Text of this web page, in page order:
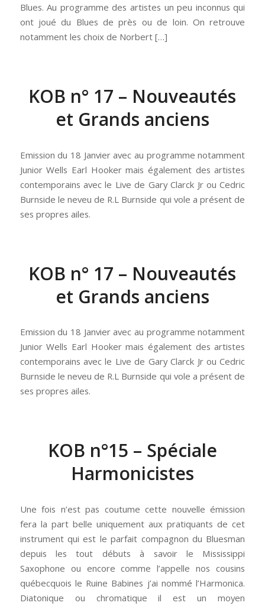
Blues. Au programme des artistes un peu inconnus qui
ont joué du Blues de près ou de loin. On retrouve
notamment les choix de Norbert […]
KOB n° 17 – Nouveautés
et Grands anciens
Emission du 18 Janvier avec au programme notamment
Junior Wells Earl Hooker mais également des artistes
contemporains avec le Live de Gary Clarck Jr ou Cedric
Burnside le neveu de R.L Burnside qui vole a présent de
ses propres ailes.
KOB n° 17 – Nouveautés
et Grands anciens
Emission du 18 Janvier avec au programme notamment
Junior Wells Earl Hooker mais également des artistes
contemporains avec le Live de Gary Clarck Jr ou Cedric
Burnside le neveu de R.L Burnside qui vole a présent de
ses propres ailes.
KOB n°15 – Spéciale
Harmonicistes
Une fois n’est pas coutume cette nouvelle émission
fera la part belle uniquement aux pratiquants de cet
instrument qui est le parfait compagnon du Bluesman
depuis les tout débuts à savoir le Mississippi
Saxophone ou encore comme l’appelle nos cousins
québecquois le Ruine Babines j’ai nommé l’Harmonica.
Diatonique ou chromatique il est un moyen